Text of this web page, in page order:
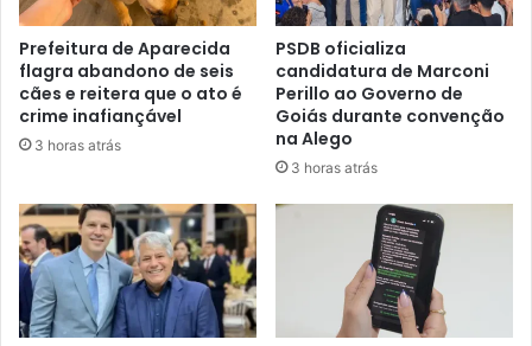
Prefeitura de Aparecida
flagra abandono de seis
cães e reitera que o ato é
crime inafiançável
3 horas atrás
PSDB oficializa
candidatura de Marconi
Perillo ao Governo de
Goiás durante convenção
na Alego
3 horas atrás